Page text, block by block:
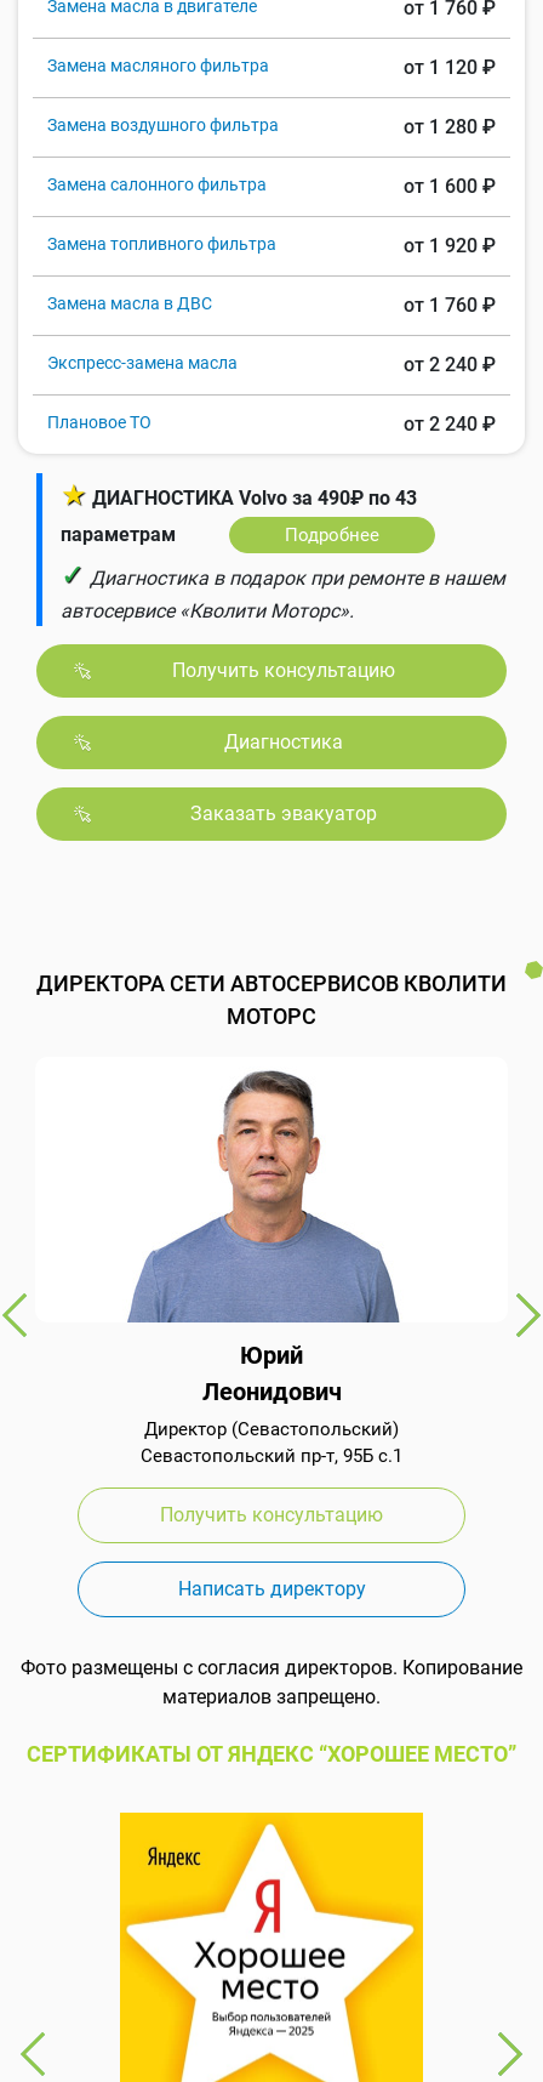
Замена масла в двигателе от 1 760 ₽
Замена масляного фильтра от 1 120 ₽
Замена воздушного фильтра от 1 280 ₽
Замена салонного фильтра от 1 600 ₽
Замена топливного фильтра от 1 920 ₽
Замена масла в ДВС от 1 760 ₽
Экспресс-замена масла от 2 240 ₽
Плановое ТО от 2 240 ₽
★ ДИАГНОСТИКА Volvo за 490₽ по 43
параметрам
Подробнее
✓ Диагностика в подарок при ремонте в нашем
автосервисе «Кволити Моторс».
Получить консультацию
Диагностика
Заказать эвакуатор
ДИРЕКТОРА СЕТИ АВТОСЕРВИСОВ КВОЛИТИ
МОТОРС
Юрий
Леонидович
Директор (Севастопольский)
Севастопольский пр-т, 95Б с.1
Получить консультацию
Написать директору
Фото размещены с согласия директоров. Копирование
материалов запрещено.
СЕРТИФИКАТЫ ОТ ЯНДЕКС “ХОРОШЕЕ МЕСТО”